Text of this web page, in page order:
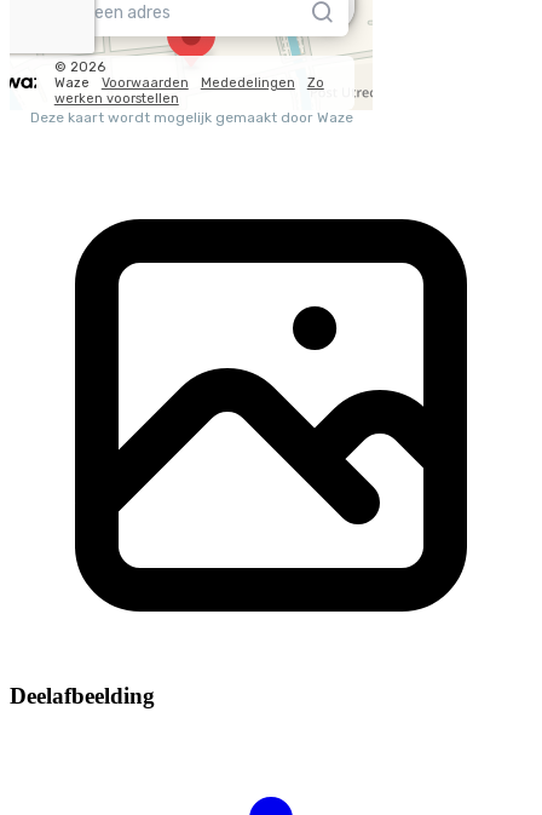
Deelafbeelding